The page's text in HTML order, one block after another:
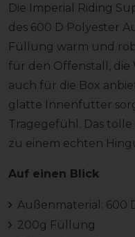
Die Imperial Riding
des 600 D Polyester
Füllung warm und
für den Offenstall, die
auch für die Box
glatte Innenfutter
Tragegefühl. Das
zu einem echten
Auf einen Blick
Außenmaterial: 600
200g Füllung